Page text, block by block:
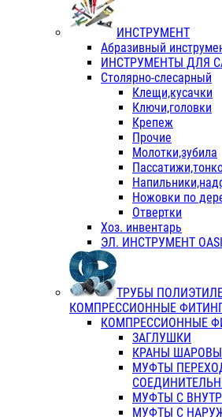
ИНСТРУМЕНТ
Абразивный
ИНСТРУМЕНТЫ ДЛЯ
Столярно-слесарный
Клещи,кусачки
Ключи,головки
Крепеж
Прочие
Молотки,зубила
Ножовки по
Отвертки
Хоз. инвентарь
ЭЛ. ИНСТРУМЕНТ
ТРУБЫ
КОМПРЕССИОННЫЕ
КОМПРЕССИОННЫЕ
ЗАГЛУШКИ
КРАНЫ
МУФТЫ
МУФТЫ С
МУФТЫ С